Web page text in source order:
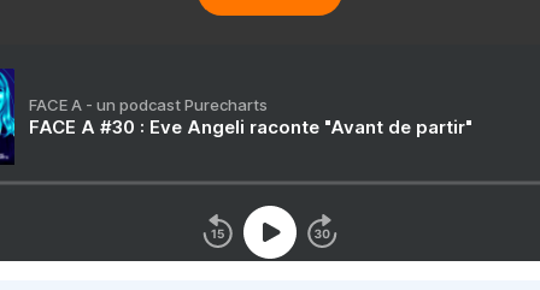
FACE A - un podcast Purecharts
FACE A #30 : Eve Angeli raconte "Avant de partir"